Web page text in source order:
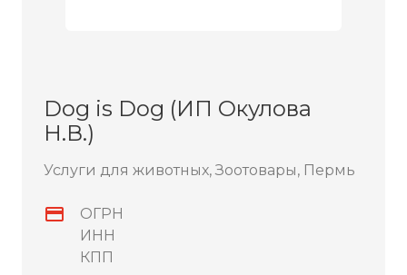
Dog is Dog (ИП Окулова
Н.В.)
Услуги для животных, Зоотовары, Пермь
ОГРН
ИНН
КПП